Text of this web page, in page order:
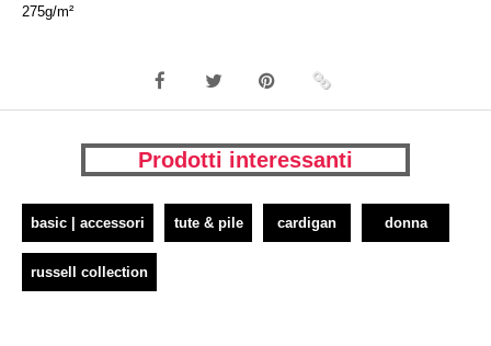
275g/m²
Prodotti interessanti
basic | accessori tute & pile cardigan donna
russell collection